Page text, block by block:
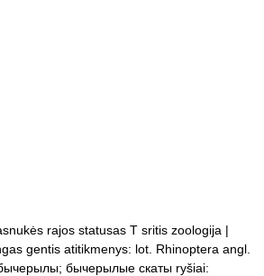
rajos statusas T sritis zoologija |
gentis atitikmenys: lot. Rhinoptera angl.
бычерылые скаты ryšiai: